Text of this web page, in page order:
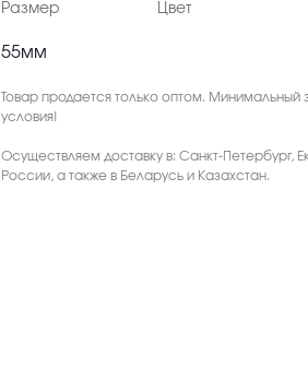
Размер Цвет
55мм
Товар продается только оптом. Минимальный
условия!
Осуществляем доставку в: Санкт-Петербург,
России, а также в Беларусь и Казахстан.